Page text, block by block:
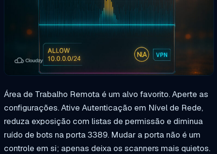
Área de Trabalho Remota é um alvo favorito. Aperte as
configurações. Ative Autenticação em Nível de Rede,
reduza exposição com listas de permissão e diminua
ruído de bots na porta 3389. Mudar a porta não é um
controle em si; apenas deixa os scanners mais quietos.